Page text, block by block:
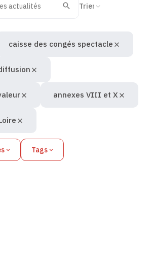
Valider
Tags
caisse des congés spectacle
annexes VIII et X